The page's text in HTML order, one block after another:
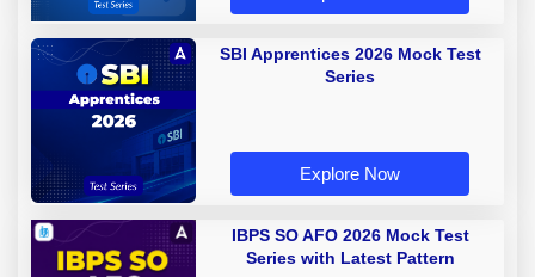
SBI Apprentices 2026 Mock Test
Series
Explore Now
IBPS SO AFO 2026 Mock Test
Series with Latest Pattern